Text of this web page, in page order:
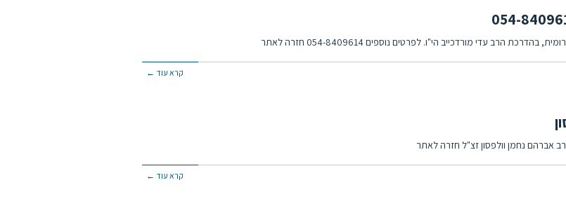
עדי מורדכייב הי"ו. לפרטים נוספים 054-8409614 חזרה לאתר
קרא עוד ←
אברהם נחמן וולפסון זצ"ל חזרה לאתר
קרא עוד ←